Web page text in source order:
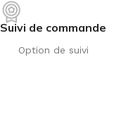
Suivi de commande
Option de suivi